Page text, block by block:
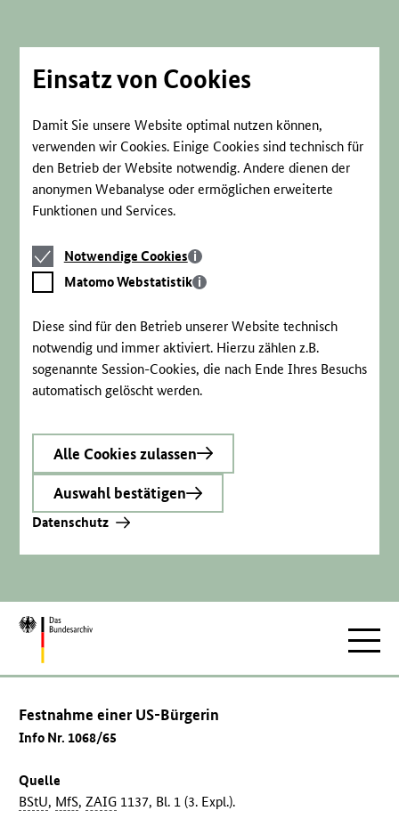
Einsatz von Cookies
Damit Sie unsere Website optimal nutzen können,
verwenden wir Cookies. Einige Cookies sind technisch für
den Betrieb der Website notwendig. Andere dienen der
anonymen Webanalyse oder ermöglichen erweiterte
Funktionen und Services.
Notwendige
Cookies
Notwendige Cookies
Matomo
Webstatistik
Matomo Webstatistik
Diese sind für den Betrieb unserer Website technisch
notwendig und immer aktiviert. Hierzu zählen z.B.
sogenannte Session-Cookies, die nach Ende Ihres Besuchs
automatisch gelöscht werden.
Alle Cookies zulassen
Auswahl bestätigen
Datenschutz
Zur
Festnahme einer US-Bürgerin
Info Nr. 1068/65
Quelle
BStU, MfS,ZAIG 1137, Bl. 1 (3. Expl.).